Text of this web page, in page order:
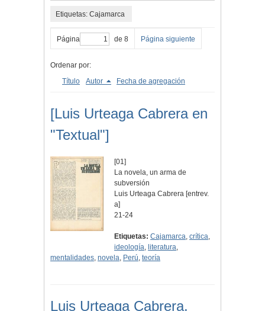
Etiquetas: Cajamarca
Página de 8 Página siguiente
Ordenar por:
Título
Autor Fecha de agregación
[Luis Urteaga Cabrera en
"Textual"]
[01]
La novela, un arma de
subversión
Luis Urteaga Cabrera [entrev.
a]
21-24
Etiquetas: Cajamarca,crítica,
ideología, literatura,
mentalidades, novela, Perú, teoría
Luis Urteaga Cabrera.